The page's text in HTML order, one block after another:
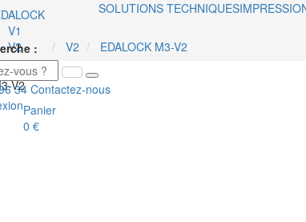
:
34Contactez-nous
Panier
0 €
SOLUTIONS TECHNIQUES
V1
V2
V2 EDALOCK M3-V2